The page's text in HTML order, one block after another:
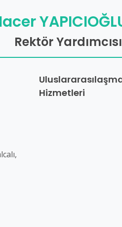
Rektör Yardımcısı
Hizmetleri